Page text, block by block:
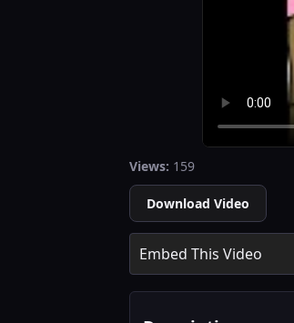
Views: 159
Download Video
Embed This Video